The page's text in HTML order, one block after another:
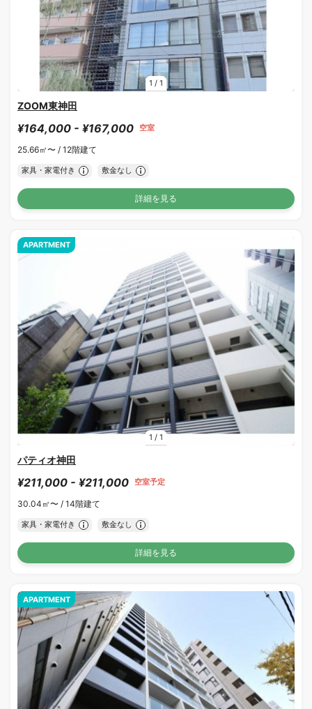
1 / 1
ZOOM東神田
¥164,000 - ¥167,000 空室
25.66㎡〜 / 12階建て
家具・家電付き 敷金なし
詳細を見る
1 / 1
APARTMENT
パティオ神田
¥211,000 - ¥211,000 空室予定
30.04㎡〜 / 14階建て
家具・家電付き 敷金なし
詳細を見る
APARTMENT